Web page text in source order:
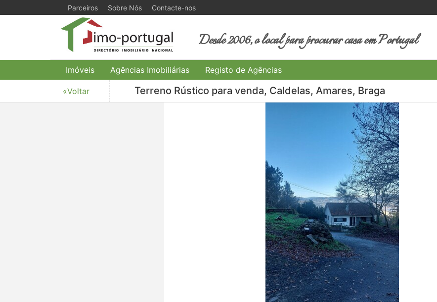
Parceiros Sobre Nós Contacte-nos
Desde 2006, o local para procurar casa em Portugal
Imóveis Agências Imobiliárias Registo de Agências
«Voltar Terreno Rústico para venda, Caldelas, Amares, Braga